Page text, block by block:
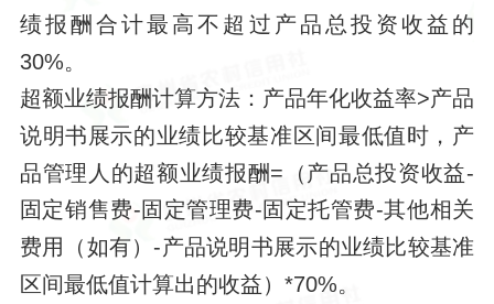
绩报酬合计最高不超过产品总投资收益的
30%。
超额业绩报酬计算方法：产品年化收益率>产品
说明书展示的业绩比较基准区间最低值时，产
品管理人的超额业绩报酬=（产品总投资收益-
固定销售费-固定管理费-固定托管费-其他相关
费用（如有）-产品说明书展示的业绩比较基准
区间最低值计算出的收益）*70%。